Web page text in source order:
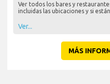
Ver todos los bares y
incluidas las ubicaciones y si
Ver...
MÁS